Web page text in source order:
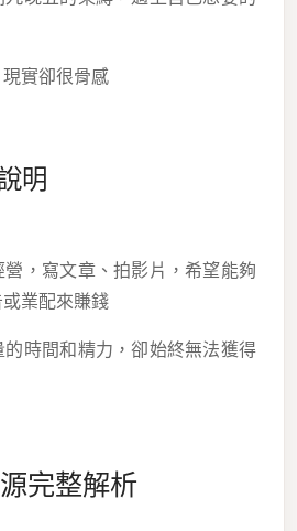
實卻很骨感
明
，寫文章、拍影片，希望能夠
業配來賺錢
時間和精力，卻始終無法獲得
完整解析